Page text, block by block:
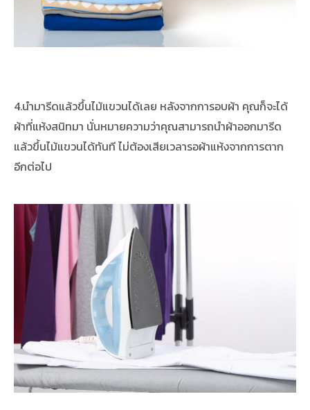
4.นำมารีดแล้วขึ้นไม้แขวนได้เลย หลังจากการอบผ้า คุณก็จะได้
ผ้าที่แห้งสนิทมา นั่นหมายความว่าคุณสามารถนำผ้าออกมารีด
แล้วขึ้นไม้แขวนได้ทันที ไม่ต้องเสียเวลารอผ้าแห้งจากการตาก
อีกต่อไป